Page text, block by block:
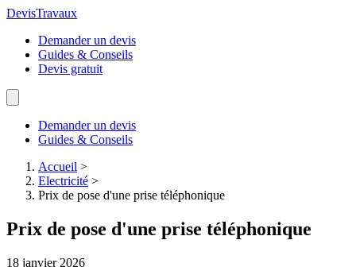
DevisTravaux
Demander un devis
Guides & Conseils
Devis gratuit
Demander un devis
Guides & Conseils
Accueil >
Electricité >
Prix de pose d'une prise téléphonique
Prix de pose d'une prise téléphonique
18 janvier 2026